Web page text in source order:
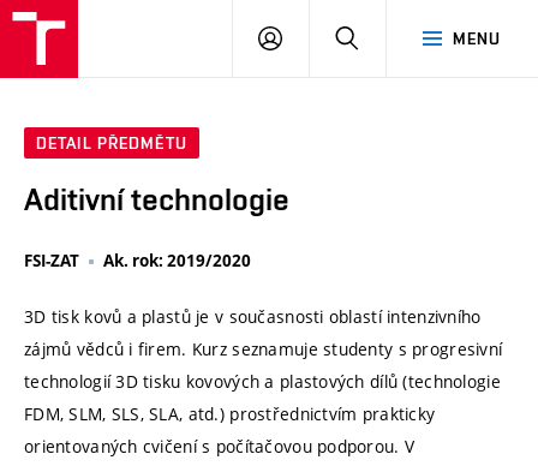
MENU
PŘIHLÁSIT
DETAIL PŘEDMĚTU
Aditivní technologie
FSI-ZAT Ak. rok: 2019/2020
3D tisk kovů a plastů je v současnosti oblastí intenzivního
zájmů vědců i firem. Kurz seznamuje studenty s progresivní
technologií 3D tisku kovových a plastových dílů (technologie
FDM, SLM, SLS, SLA, atd.) prostřednictvím prakticky
orientovaných cvičení s počítačovou podporou. V